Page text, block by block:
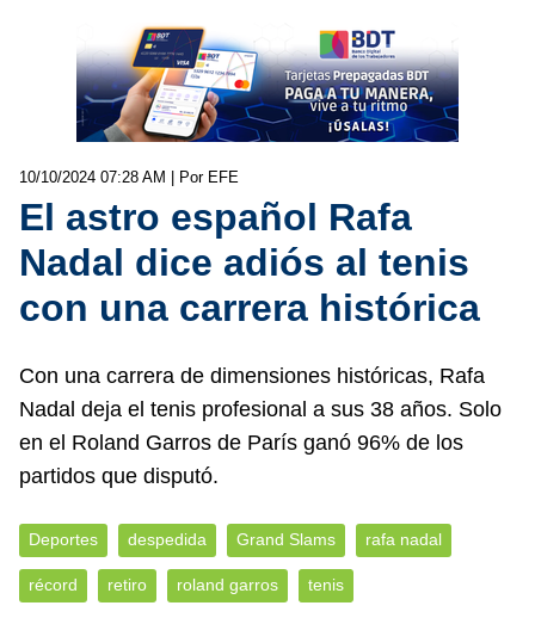
10/10/2024 07:28 AM | Por EFE
El astro español Rafa
Nadal dice adiós al tenis
con una carrera histórica
Con una carrera de dimensiones históricas, Rafa
Nadal deja el tenis profesional a sus 38 años. Solo
en el Roland Garros de París ganó 96% de los
partidos que disputó.
Deportes despedida Grand Slams rafa nadal
récord retiro roland garros tenis